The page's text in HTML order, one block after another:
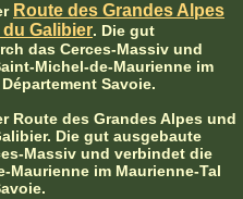
Route des Grandes Alpes
Galibier. Die gut
das Cerces-Massiv und
Michel-de-Maurienne im
Savoie.
Route des Grandes Alpes und
Die gut ausgebaute
Massiv und verbindet die
Maurienne im Maurienne-Tal